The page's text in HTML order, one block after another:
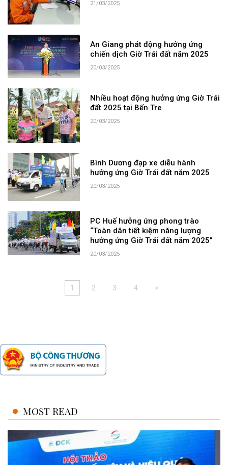
21/03/2025
An Giang phát động hưởng ứng
chiến dịch Giờ Trái đất năm 2025
20/03/2025
Nhiều hoạt động hưởng ứng Giờ Trái
đất 2025 tại Bến Tre
20/03/2025
Bình Dương đạp xe diễu hành
hưởng ứng Giờ Trái đất năm 2025
20/03/2025
PC Huế hưởng ứng phong trào
“Toàn dân tiết kiệm năng lượng
hưởng ứng Giờ Trái đất năm 2025”
20/03/2025
1 2 3 4 >
MOST READ